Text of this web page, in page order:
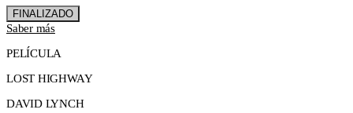
FINALIZADO
Saber más
PELÍCULA
LOST HIGHWAY
DAVID LYNCH